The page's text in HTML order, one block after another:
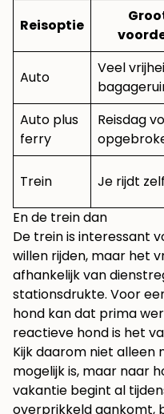
Reisoptie
Auto
Veel
Auto plus
ferry
Reisdag
Trein Je rijdt
En de trein dan
De trein is interessant
willen rijden, maar het
afhankelijk van
stationsdrukte. Voor
hond kan dat prima
reactieve hond is het
Kijk daarom niet
mogelijk is, maar naar
vakantie begint al
overprikkeld aankomt,